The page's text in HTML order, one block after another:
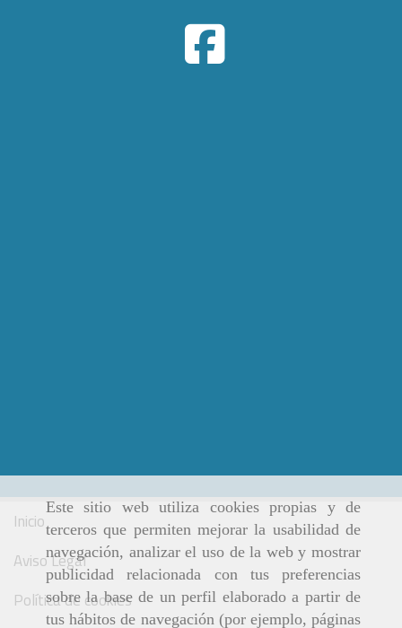
Este sitio web utiliza cookies propias y de
terceros que permiten mejorar la usabilidad de
navegación, analizar el uso de la web y mostrar
publicidad relacionada con tus preferencias
sobre la base de un perfil elaborado a partir de
tus hábitos de navegación (por ejemplo, páginas
Inicio
Aviso Legal
Política de cookies